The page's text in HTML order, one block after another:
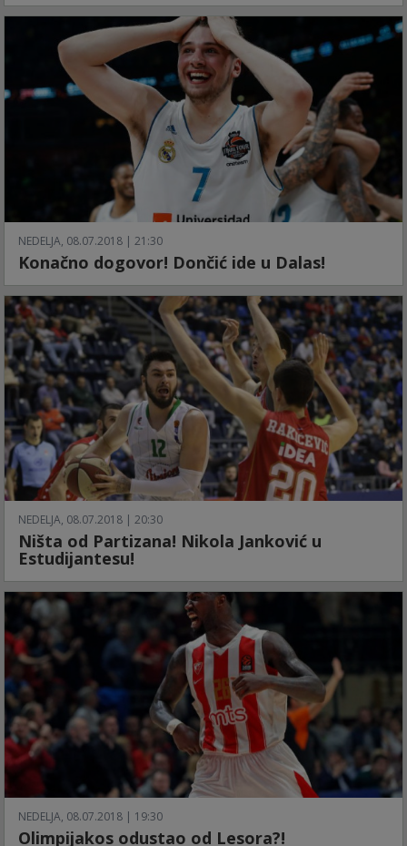
NEDELJA, 08.07.2018 | 21:30
Konačno dogovor! Dončić ide u Dalas!
NEDELJA, 08.07.2018 | 20:30
Ništa od Partizana! Nikola Janković u
Estudijantesu!
NEDELJA, 08.07.2018 | 19:30
Olimpijakos odustao od Lesora?!